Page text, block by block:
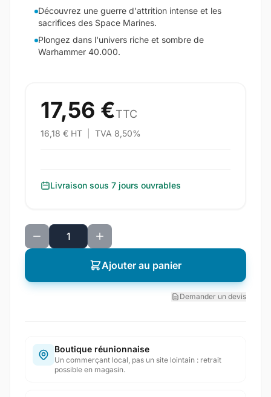
Découvrez une guerre d'attrition intense et les
sacrifices des Space Marines.
Plongez dans l'univers riche et sombre de
Warhammer 40.000.
17,56 €TTC
16,18 € HT TVA 8,50%
Livraison sous 7 jours ouvrables
Ajouter au panier
Demander un devis
Boutique réunionnaise
Un commerçant local, pas un site lointain : retrait
possible en magasin.